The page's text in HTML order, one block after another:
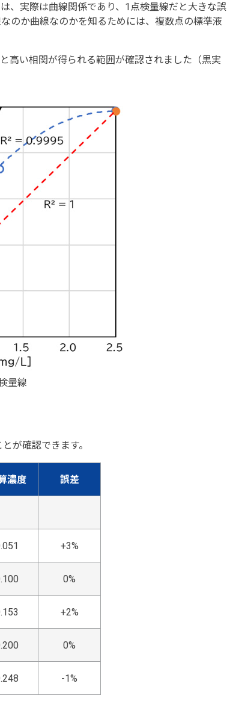
、実際は曲線関係であり、1点検量線だと大きな誤
のか曲線なのかを知るためには、複数点の標準液
高い相関が得られる範囲が確認されました（黒実
量線
が確認できます。
濃度 誤差
+3%
0%
+2%
0%
-1%